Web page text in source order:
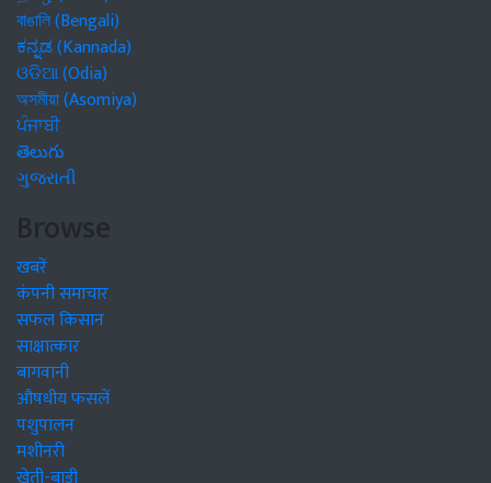
বাঙালি (Bengali)
ಕನ್ನಡ (Kannada)
ଓଡିଆ (Odia)
অসমীয়া (Asomiya)
ਪੰਜਾਬੀ
తెలుగు
ગુજરાતી
Browse
खबरें
कंपनी समाचार
सफल किसान
साक्षात्कार
बागवानी
औषधीय फसलें
पशुपालन
मशीनरी